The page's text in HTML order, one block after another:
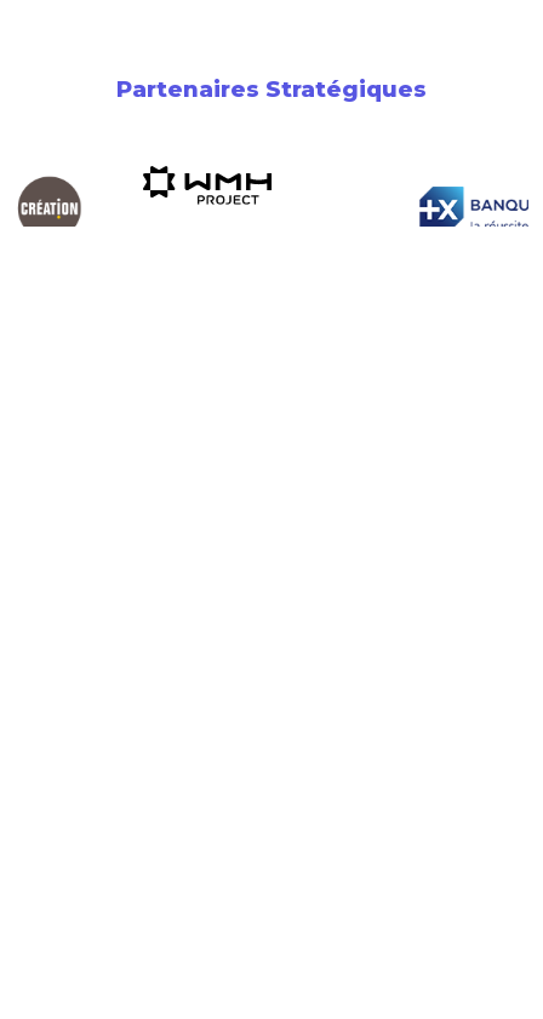
Partenaires Stratégiques